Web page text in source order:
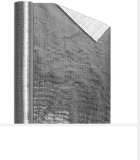
DOITBAU
Dampfbremsfolie dejett ALU
Dampfsperrbahn 1,5m x 50m,
(1-St)
ab 61,99 €
(0,83 €/ 1 qm)
lieferbar - in 2-3 Werktagen bei dir